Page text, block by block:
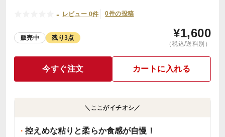
- レビュー 0件 0件の投稿
販売中 残り3点 ¥1,600
（税込/送料別）
今すぐ注文 カートに入れる
＼ここがイチオシ／
控えめな粘りと柔らか食感が自慢！